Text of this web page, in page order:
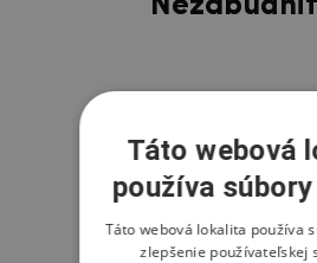
Táto webová
používa
Táto webová lokalita používa
zlepšenie používateľskej